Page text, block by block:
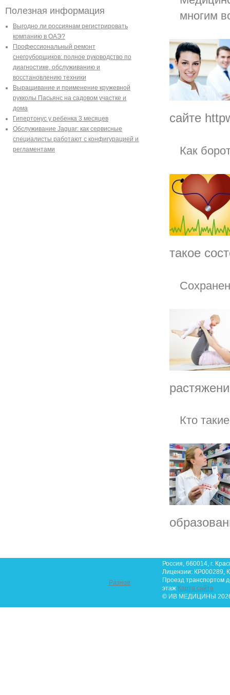
Полезная информация
Выгодно ли россиянам регистрировать
компанию в ОАЭ?
Профессиональный ремонт
снегоуборщиков: полное руководство по
диагностике, обслуживанию и
восстановлению техники
Выращивание и применение кружевной
рукколы Пасьянс на садовом участке и
дома
Гипертонус у ребенка 3 месяцев
Обслуживание Jaguar: как сервисные
специалисты работают с конфигурацией и
регламентами
многим
сайте
Как
такое
Кто
Разное
Россия, 660014, г.
Лицензии: КР000289,
Проезд транспортом
этаж Карта сайта
© ИВ МЕДИЦИНЫ